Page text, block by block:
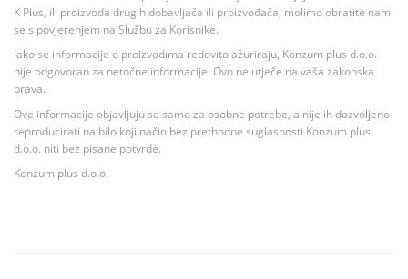
K Plus, ili proizvoda drugih dobavljača ili proizvođača, molimo obratite nam
se s povjerenjem na Službu za Korisnike.
Iako se informacije o proizvodima redovito ažuriraju, Konzum plus d.o.o.
nije odgovoran za netočne informacije. Ovo ne utječe na vaša zakonska
prava.
Ove informacije objavljuju se samo za osobne potrebe, a nije ih dozvoljeno
reproducirati na bilo koji način bez prethodne suglasnosti Konzum plus
d.o.o. niti bez pisane potvrde.
Konzum plus d.o.o.